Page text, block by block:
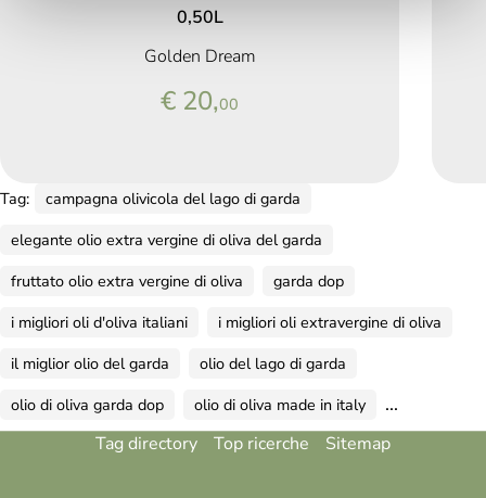
0,50L
Golden Dream
€ 20,00
Tag:
campagna olivicola del lago di garda
elegante olio extra vergine di oliva del garda
fruttato olio extra vergine di oliva
garda dop
i migliori oli d'oliva italiani
i migliori oli extravergine di oliva
il miglior olio del garda
olio del lago di garda
olio di oliva garda dop
olio di oliva made in italy ...
Tag directory Top ricerche Sitemap